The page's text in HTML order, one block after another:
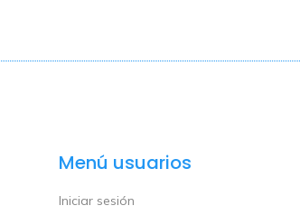
Menú usuarios
Iniciar sesión